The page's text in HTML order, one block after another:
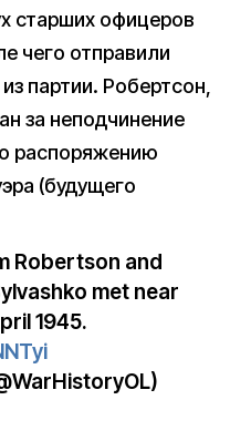
старших офицеров
чего отправили
партии. Робертсон,
за неподчинение
распоряжению
(будущего
Robertson and
met near
1945.